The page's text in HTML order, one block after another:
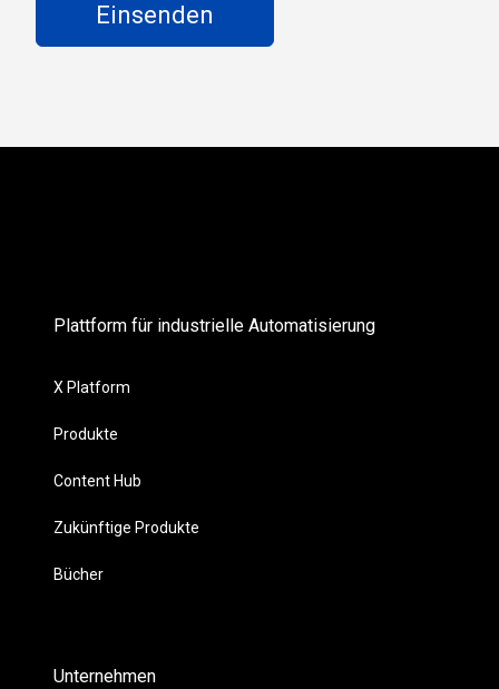
Plattform für industrielle Automatisierung
X Platform
Produkte
Content Hub
Zukünftige Produkte
Bücher
Unternehmen